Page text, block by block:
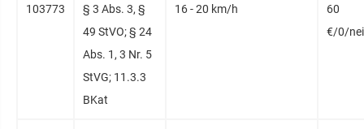
103773
§ 3 Abs. 3, §
49 StVO; § 24
Abs. 1, 3 Nr. 5
StVG; 11.3.3
BKat
16 - 20 km/h
60
€/0/